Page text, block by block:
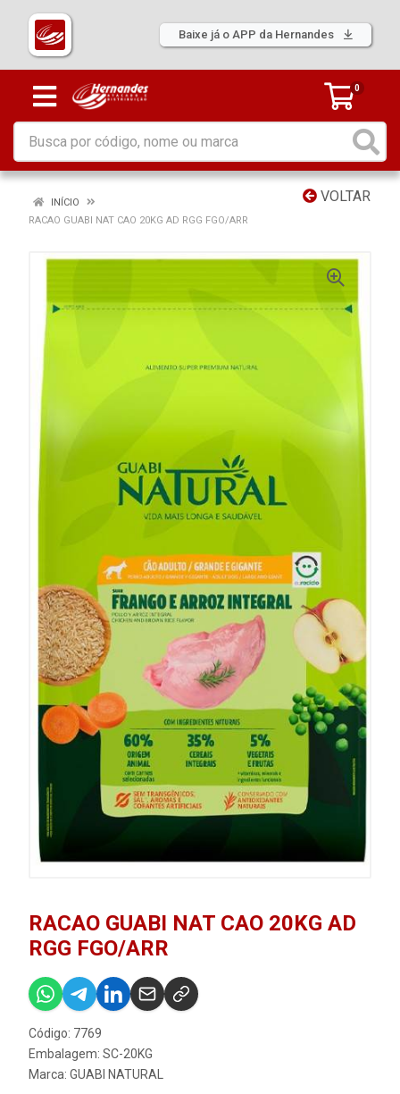
Baixe já o APP da Hernandes
0
VOLTAR
INÍCIO
RACAO GUABI NAT CAO 20KG AD RGG FGO/ARR
RACAO GUABI NAT CAO 20KG AD
RGG FGO/ARR
Código: 7769
Embalagem: SC-20KG
Marca: GUABI NATURAL